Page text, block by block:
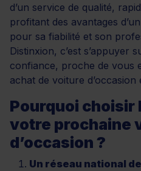
d’un service de qualité,
profitant des avantages
pour sa fiabilité et son
Distinxion, c’est s’appuyer
confiance, proche de vous
achat de voiture
Pourquoi choisir
votre prochaine
d’occasion ?
Un réseau national